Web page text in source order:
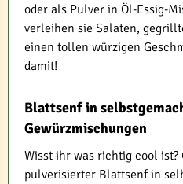
oder als Pulver in Öl-Essig-
verleihen sie Salaten,
einen tollen würzigen
damit!
Blattsenf in
Gewürzmischungen
Wisst ihr was richtig cool
pulverisierter Blattsenf in